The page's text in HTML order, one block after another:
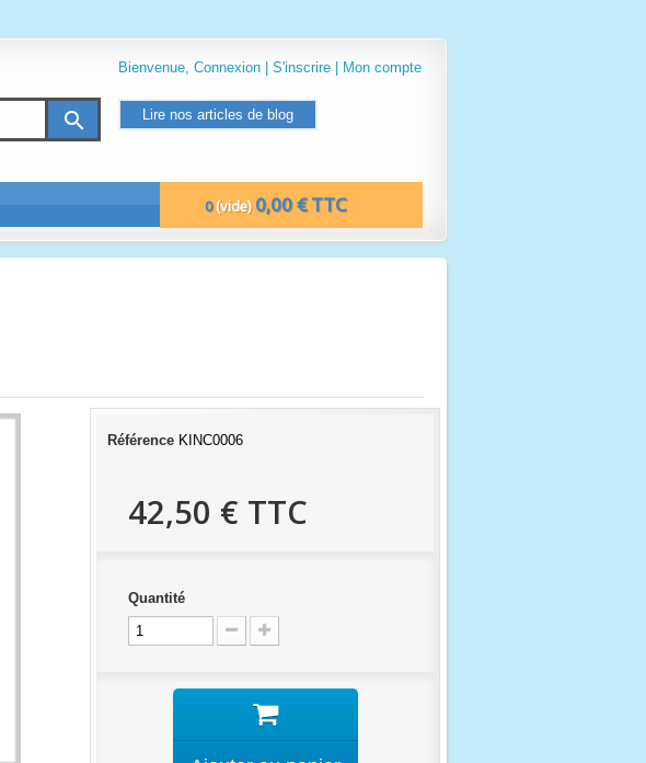
Bienvenue, Connexion | S'inscrire | Mon compte
search
0 (vide) 0,00 € TTC
Lire nos articles de blog
Référence KINC0006
42,50 € TTC
Quantité